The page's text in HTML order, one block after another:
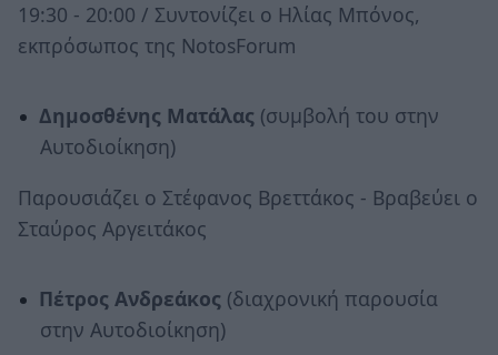
19:30 - 20:00 / Συντονίζει ο Ηλίας Μπόνος,
εκπρόσωπος της ΝοtosForum
Δημοσθένης Ματάλας(συμβολή του στην
Αυτοδιοίκηση)
Παρουσιάζει ο Στέφανος Βρεττάκος - Βραβεύει ο
Σταύρος Αργειτάκος
Πέτρος Ανδρεάκος(διαχρονική παρουσία
στην Αυτοδιοίκηση)